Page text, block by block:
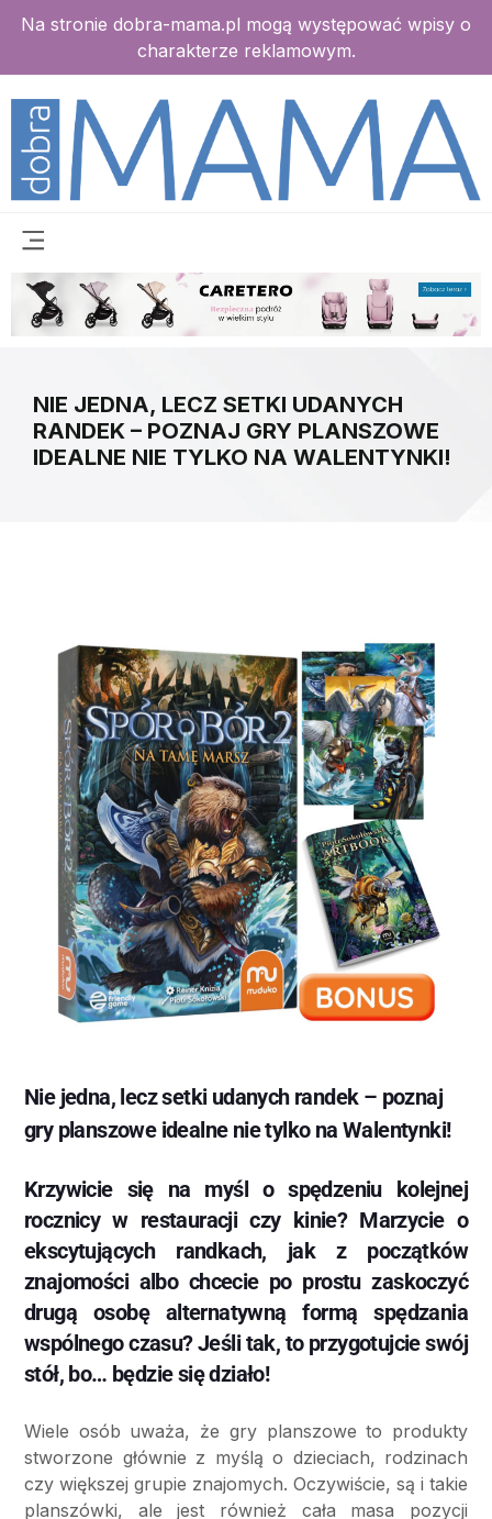
Na stronie dobra-mama.pl mogą występować wpisy o
charakterze reklamowym.
NIE JEDNA, LECZ SETKI UDANYCH
RANDEK – POZNAJ GRY PLANSZOWE
IDEALNE NIE TYLKO NA WALENTYNKI!
Nie jedna, lecz setki udanych randek – poznaj
gry planszowe idealne nie tylko na Walentynki!
Krzywicie się na myśl o spędzeniu kolejnej
rocznicy w restauracji czy kinie? Marzycie o
ekscytujących randkach, jak z początków
znajomości albo chcecie po prostu zaskoczyć
drugą osobę alternatywną formą spędzania
wspólnego czasu? Jeśli tak, to przygotujcie swój
stół, bo… będzie się działo!
Wiele osób uważa, że gry planszowe to produkty
stworzone głównie z myślą o dzieciach, rodzinach
czy większej grupie znajomych. Oczywiście, są i takie
planszówki, ale jest również cała masa pozycji